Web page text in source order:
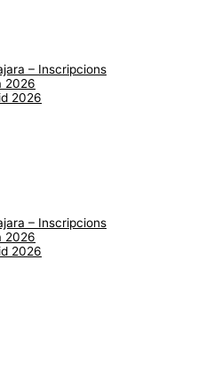
– Inscripcions
2026
2026
– Inscripcions
2026
2026